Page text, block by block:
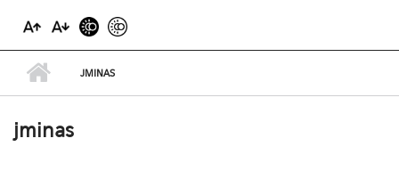
JMINAS
jminas